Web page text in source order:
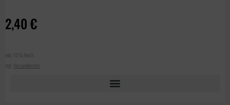
2,40€
inkl. 10 % MwSt.
Versandkosten